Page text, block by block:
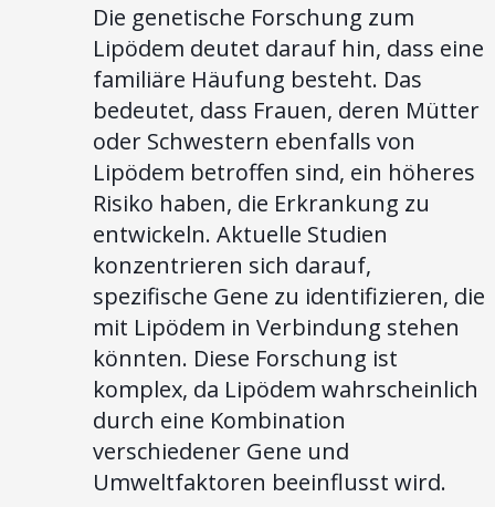
Die genetische Forschung zum
Lipödem deutet darauf hin, dass eine
familiäre Häufung besteht. Das
bedeutet, dass Frauen, deren Mütter
oder Schwestern ebenfalls von
Lipödem betroffen sind, ein höheres
Risiko haben, die Erkrankung zu
entwickeln. Aktuelle Studien
konzentrieren sich darauf,
spezifische Gene zu identifizieren, die
mit Lipödem in Verbindung stehen
könnten. Diese Forschung ist
komplex, da Lipödem wahrscheinlich
durch eine Kombination
verschiedener Gene und
Umweltfaktoren beeinflusst wird.